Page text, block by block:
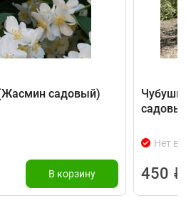
садовый)
В корзину
Нет в
450 ₽